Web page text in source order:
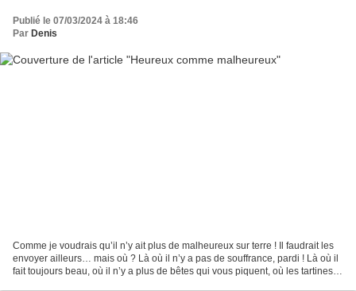
Publié le 07/03/2024 à 18:46
Par Denis
Comme je voudrais qu’il n’y ait plus de malheureux sur terre ! Il faudrait les
envoyer ailleurs… mais où ? Là où il n’y a pas de souffrance, pardi ! Là où il
fait toujours beau, où il n’y a plus de bêtes qui vous piquent, où les tartines